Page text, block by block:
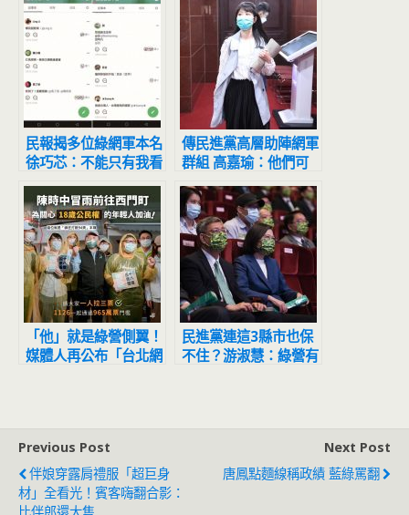
民報揭多位綠網軍本名
徐巧芯：不能只有我看
到
傳民進黨高層助陣網軍
群組 高嘉瑜：他們可
能有志一同
「他」就是綠營側翼！
媒體人再公布「台北網
民進黨連這3縣市也保
不住？游淑慧：綠營有
Previous Post
伴娘穿露肩禮服「超巨身
材」全看光！賓客嗨翻合影：
Next Post
唐鳳點麵線稱政績 藍綠罵翻